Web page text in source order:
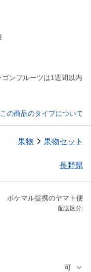
ンフルーツは1週間以内
この商品のタイプについて
果物 果物セット
長野県
ポケマル提携のヤマト便
配送区分:
可